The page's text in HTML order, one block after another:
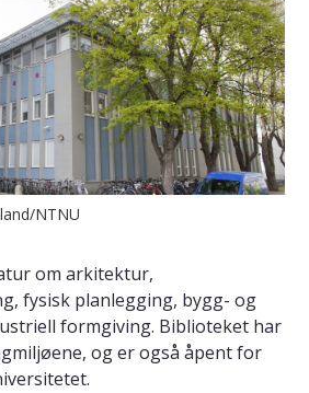
NTNU
om arkitektur,
fysisk planlegging, bygg- og
formgiving. Biblioteket har
og er også åpent for